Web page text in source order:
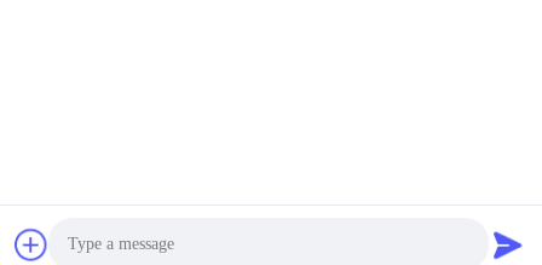
चीन अच्छा गुणवत्ता तिपाई घूमने वाला दरवाज़ा आपूर्तिकर्ता. कॉपीराइट © 2018-2026
Turboo Automation Co., Ltd . सब सभी अधिकार सुरक्षित.